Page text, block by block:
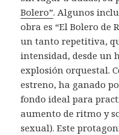
Bolero”. Algunos
obra es “El Bolero de
un tanto repetitiva,
intensidad, desde un
explosión orquestal.
estreno, ha ganado
fondo ideal para
aumento de ritmo y
sexual). Este